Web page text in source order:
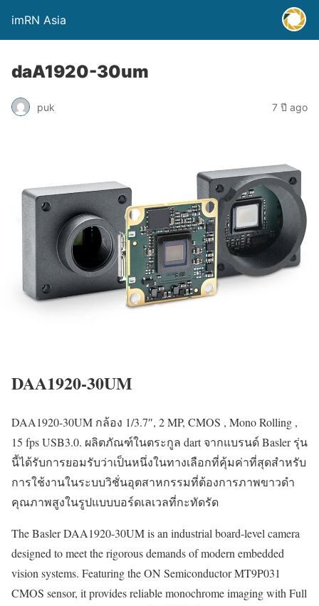
imRN Asia
daA1920-30um
puk 7 ปี ago
DAA1920-30UM
DAA1920-30UM กล้อง 1/3.7″, 2 MP, CMOS , Mono Rolling ,
15 fps USB3.0. ผลิตภัณฑ์ในตระกูล dart จากแบรนด์ Basler รุ่น
นี้ได้รับการยอมรับว่าเป็นหนึ่งในทางเลือกที่คุ้มค่าที่สุดสำหรับ
การใช้งานในระบบวิชั่นอุตสาหกรรมที่ต้องการภาพขาวดำ
คุณภาพสูงในรูปแบบบอร์ดเลเวลที่กะทัดรัด
The Basler DAA1920-30UM is an industrial board-level camera
designed to meet the rigorous demands of modern embedded
vision systems. Featuring the ON Semiconductor MT9P031
CMOS sensor, it provides reliable monochrome imaging with Full